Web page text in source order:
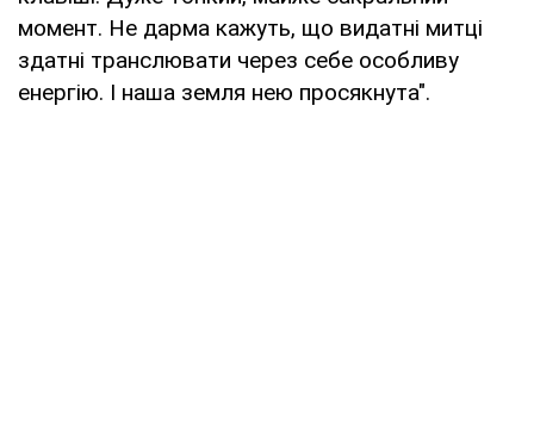
момент. Не дарма кажуть, що видатні митці
здатні транслювати через себе особливу
енергію. І наша земля нею просякнута".